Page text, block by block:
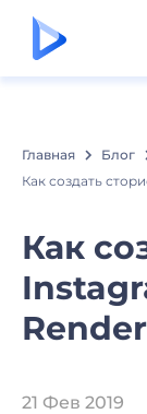
Главная Блог
Как создать
Как
21 Фев 2019